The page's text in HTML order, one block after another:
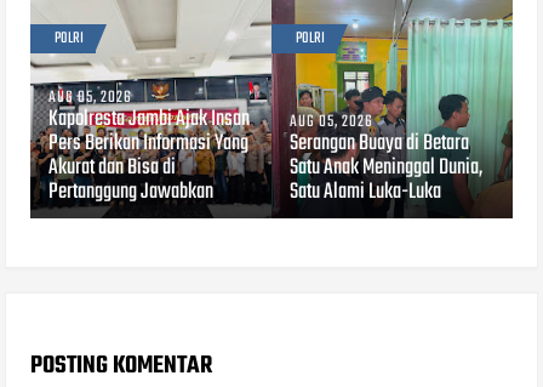
POLRI
AUG 05, 2026
Kapolresta Jambi Ajak Insan
Pers Berikan Informasi Yang
Akurat dan Bisa di
Pertanggung Jawabkan
POLRI
AUG 05, 2026
Serangan Buaya di Betara
Satu Anak Meninggal Dunia,
Satu Alami Luka-Luka
POSTING KOMENTAR